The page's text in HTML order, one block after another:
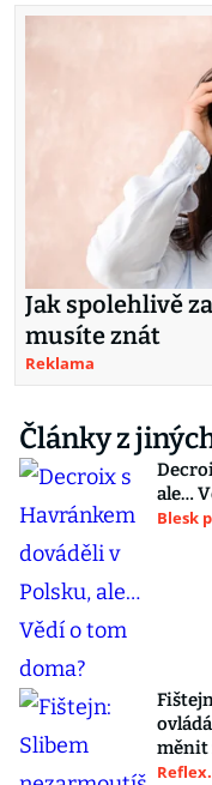
Jak spolehlivě
musíte znát
Reklama
Články z
ale…
Blesk
měnit